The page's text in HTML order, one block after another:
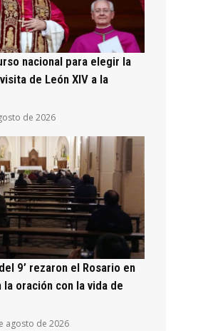
nacional para elegir la
de León XIV a la
de 2026
9’ rezaron el Rosario en
oración con la vida de
agosto de 2026